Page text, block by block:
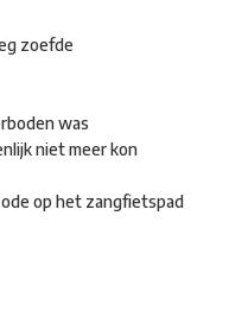
zoefde
was
niet meer kon
op het zangfietspad